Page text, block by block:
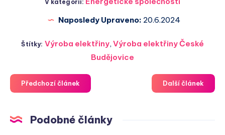
V kategorii:
Naposledy Upraveno: 20.6.2024
Štítky: Výroba elektřiny, Výroba elektřiny České
Budějovice
Předchozí článek Další článek
Podobné články